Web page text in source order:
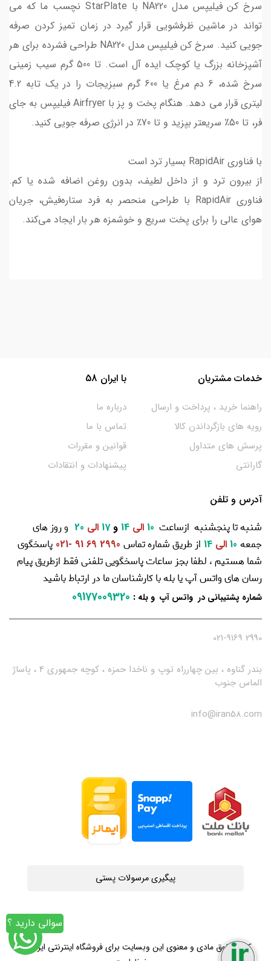
سرخ کن فیلیپس مدل NA220 با StarPlate نچسب ما که می
تواند در ماشین ظرفشویی قرار گیرد در زمان تمیز کردن صرفه
جویی کنید. سرخ کن فیلیپس مدل NA220 طراحی فشرده برای هر
آشپزخانه بزرگ یا کوچک ایده آل است. تا 500 گرم سیب زمینی
سرخ شده، 6 دم مرغ یا 600 گرم سبزیجات را در یک تابه 4.2
لیتری قرار می دهد. هنگام پخت و پز با Airfryer فیلیپس به جای
فر، تا 50٪ سریعتر بپزید و تا 70٪ در انرژی صرفه جویی کنید.
با فناوری RapidAir بسیار ترد است
از بیرون ترد و از داخل لطیف، بدون روغن اضافه شده یا کم.
فناوری RapidAir با طراحی منحصر به فرد ستاره‌فیش، جریان
هوای عالی را برای پخت سریع و خوشمزه هر بار ایجاد می‌کند.
خدمات مشتریان
راهنما خرید ، پرداخت و ارسال
رویه های بازگرداندن کالا
پرسش های متداول
گارانتی
با ایران 58
درباره ما
تماس با ما
قوانین و مقررات
پیشنهادات و انتقادات
آدرس و تلفن
شنبه تا پنجشنبه ازساعت 10 الی و17 الی
و روز های
جمعه
الی از طریق شماره تماس 2990 69 91 -021
پاسخگوی
شما هستیم ، لطفا بجز ساعات پاسخگویی تلفنی فقط ازطریق پیام
رسان های واتس آپ یا بله با کارشناسان ما در ارتباط باشید
شماره پشتیبانی در واتس آپ و بله :
09177009320
2990 021-9169
بندر گناوه ، بین چهارراه توپ و ناخدا حمزه ، کوچه جمهوری 4 ، پاساژ
الماس جنوب
info@iran58.com
پیگیری مرسولات پستی
کلیه حقوق مادی و معنوی این وبسایت برای فروشگاه اینترنتی ایران58
سوالی دارید ؟